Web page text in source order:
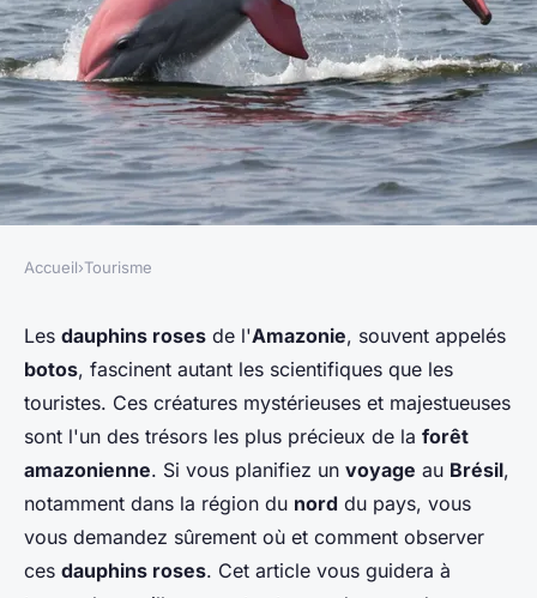
Quels sont les meilleurs spots
pour observer les dauphins
roses en Amazonie, Brésil ?
Évan•12 juillet 2024 •6 min de lecture
Accueil›Tourisme
Les dauphins roses de l'Amazonie, souvent appelés
botos, fascinent autant les scientifiques que les
touristes. Ces créatures mystérieuses et majestueuses
sont l'un des trésors les plus précieux de la forêt
amazonienne. Si vous planifiez un voyage au Brésil,
notamment dans la région du nord du pays, vous
vous demandez sûrement où et comment observer
ces dauphins roses. Cet article vous guidera à